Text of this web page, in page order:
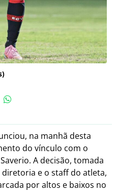
na manhã desta
do vínculo com o
A decisão, tomada
e o staff do atleta,
por altos e baixos no